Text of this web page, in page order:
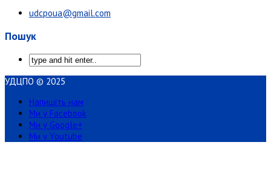
udcpoua@gmail.com
Пошук
УДЦПО © 2025
Напишіть нам
Ми у Facebook
Ми у Google+
Ми у Youtube